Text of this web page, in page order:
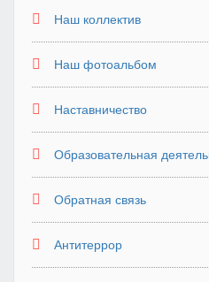
Наш коллектив
Наш фотоальбом
Наставничество
Образовательная
Обратная связь
Антитеррор